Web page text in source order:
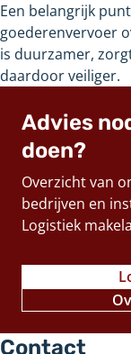
Een belangrijk
goederenvervoer
is duurzamer,
daardoor veiliger.
Advies
doen?
Overzicht van
bedrijven en
Logistiek
Contact